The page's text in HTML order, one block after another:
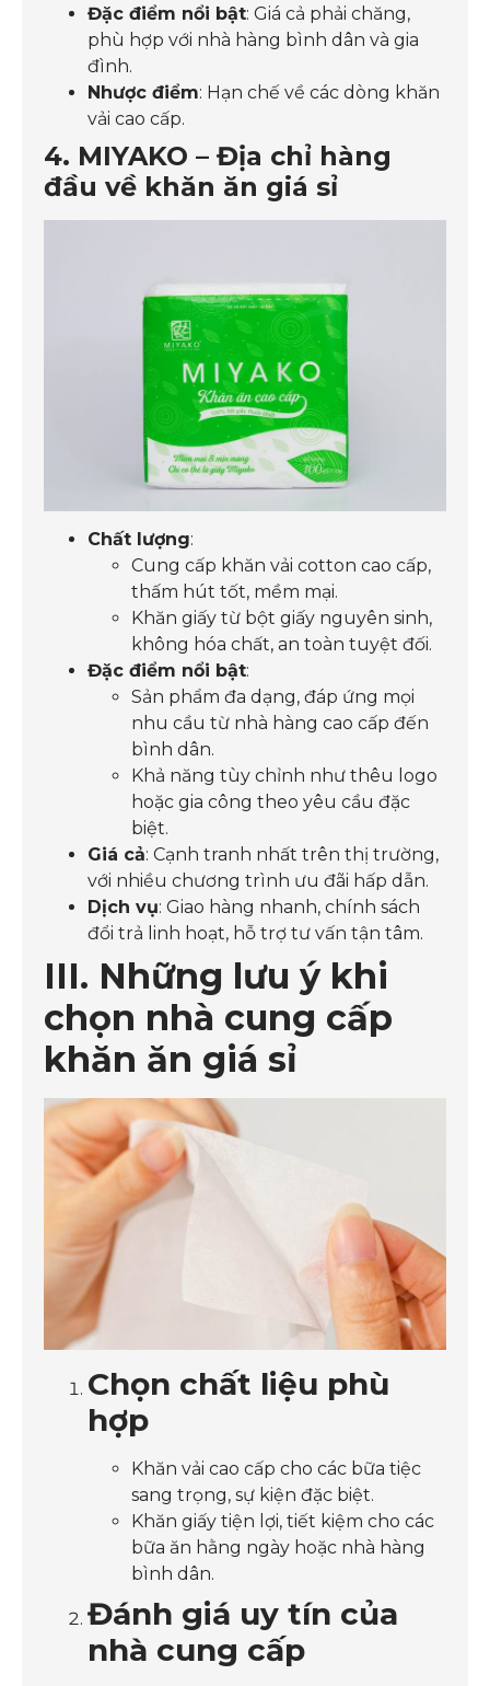
Đặc điểm nổi bật: Giá cả phải chăng,
phù hợp với nhà hàng bình dân và gia
đình.
Nhược điểm: Hạn chế về các dòng khăn
vải cao cấp.
4. MIYAKO – Địa chỉ hàng
đầu về khăn ăn giá sỉ
Chất lượng:
Cung cấp khăn vải cotton cao cấp,
thấm hút tốt, mềm mại.
Khăn giấy từ bột giấy nguyên sinh,
không hóa chất, an toàn tuyệt đối.
Đặc điểm nổi bật:
Sản phẩm đa dạng, đáp ứng mọi
nhu cầu từ nhà hàng cao cấp đến
bình dân.
Khả năng tùy chỉnh như thêu logo
hoặc gia công theo yêu cầu đặc
biệt.
Giá cả: Cạnh tranh nhất trên thị trường,
với nhiều chương trình ưu đãi hấp dẫn.
Dịch vụ: Giao hàng nhanh, chính sách
đổi trả linh hoạt, hỗ trợ tư vấn tận tâm.
III. Những lưu ý khi
chọn nhà cung cấp
khăn ăn giá sỉ
Chọn chất liệu phù
hợp
Khăn vải cao cấp cho các bữa tiệc
sang trọng, sự kiện đặc biệt.
Khăn giấy tiện lợi, tiết kiệm cho các
bữa ăn hằng ngày hoặc nhà hàng
bình dân.
Đánh giá uy tín của
nhà cung cấp